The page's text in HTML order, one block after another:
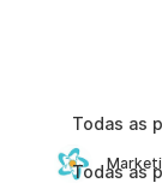
Todas as
Todas as